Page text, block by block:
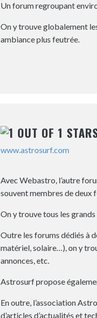
Un forum regroupant
On y trouve globalement
ambiance plus feutrée.
www.astrosurf.com
Avec Webastro, l’autre
souvent membres de deux
On y trouve tous les
Outre les forums dédiés à
matériel, solaire…), on y
annonces, etc.
Astrosurf propose
En outre, l’association
d’articles d’actualités et